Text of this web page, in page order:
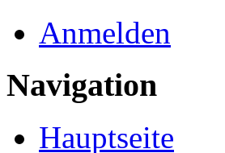
Anmelden
Navigation
Hauptseite